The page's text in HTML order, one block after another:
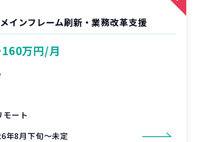
インフレーム刷新・業務改革支援
万円/月
モート
年8月下旬～未定